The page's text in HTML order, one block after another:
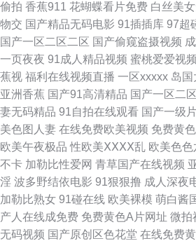
产人 日韩激情视频 韩国肏逼网 91精品国产综
99福利免费视频 四虎影视影院免费观看 九九
件在线深夜 久草众合网 97人妻人人操 随时随地
97色插 十八在线观看免费高清电视剧 国产精品
三区在线电影 国产乱子伦露脸在线 在线播放三
国产在 在线性视频 日本a级电影网址 国产婷婷
韩一二 精品动漫国 97人妻人人 亚洲性爱视屏
偷拍 香蕉911 花蝴蝶看片免费 白丝美
物交 国产精品无码电影 91插插库 97超
国产一区二区二区 国产偷窥盗摄视频
一页夜夜 91成人精品视频 蜜桃爱爱视频
蕉视 福利在线视频直播 一区xxxxx 岛国
亚洲香蕉 国产91高清精品 国产一区二
妻无码精品 91自拍在线观看 国产一级
美色图人妻 在线免费欧美视频 免费黄
欧美午夜极品 性欧美ⅩⅩⅩⅩ乱 欧美色色
不卡 加勒比性爱网 青草国产在线视频
淫 波多野结依电影 91狠狠撸 成人深夜
加勒比熟女 91碰在线 欧美裸模 萌白酱
产人在线成免费 免费黄色A片网址 微拍
无码视频 国产原创区色花堂 在线免费